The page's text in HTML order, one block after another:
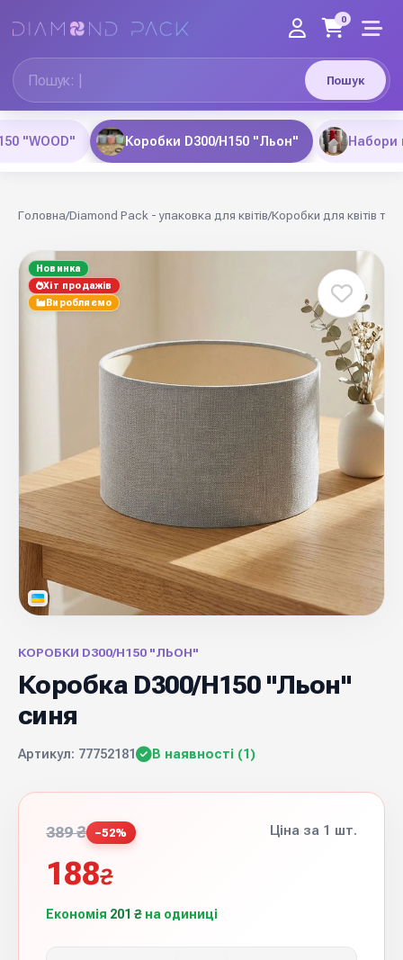
Пошук
0
"WOOD" Коробки D300/H150 "Льон" Набори
Головна/Diamond Pack - упаковка для квітів/Коробки для квітів та
Новинка
Хіт продажів
Виробляємо
КОРОБКИ D300/H150 "ЛЬОН"
Коробка D300/H150 "Льон"
синя
Артикул: 77752181 В наявності (1)
389 ₴ −52%
188₴
Економія 201 ₴ на одиниці
Ціна за 1 шт.